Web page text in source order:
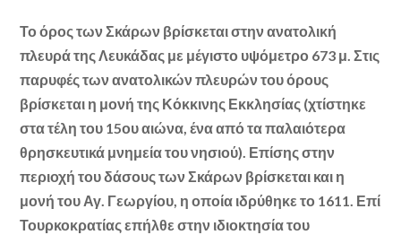
Το όρος των Σκάρων βρίσκεται στην ανατολική
πλευρά της Λευκάδας με μέγιστο υψόμετρο 673 μ. Στις
παρυφές των ανατολικών πλευρών του όρους
βρίσκεται η μονή της Κόκκινης Εκκλησίας (χτίστηκε
στα τέλη του 15ου αιώνα, ένα από τα παλαιότερα
θρησκευτικά μνημεία του νησιού). Επίσης στην
περιοχή του δάσους των Σκάρων βρίσκεται και η
μονή του Αγ. Γεωργίου, η οποία ιδρύθηκε το 1611. Επί
Τουρκοκρατίας επήλθε στην ιδιοκτησία του